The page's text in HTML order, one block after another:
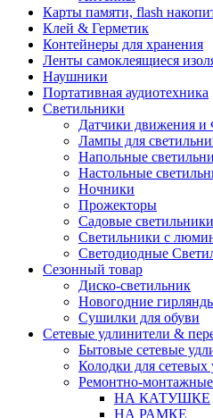
Карты памяти, flash
Клей & Герметик
Контейнеры для хранения
Ленты самоклеящиеся
Наушники
Портативная аудиотехника
Светильники
Датчики движения и
Лампы для
Напольные
Настольные
Ночники
Прожекторы
Садовые светильники
Светильники с
Светодиодные
Сезонный товар
Диско-светильник
Новогодние
Сушилки для обуви
Сетевые удлинители &
Бытовые сетевые
Колодки для сетевых
Ремонтно-монтажные
НА КАТУШКЕ
НА РАМКЕ